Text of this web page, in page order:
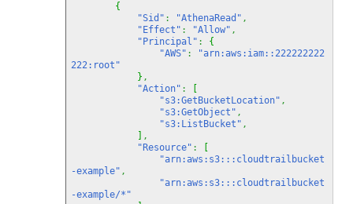
{
"Sid" : "AthenaRead" ,
"Effect" : "Allow" ,
"Principal" :
{
"AWS" :
"arn:aws:iam::222222222
222:root"
} ,
"Action" :
"s3:GetBucketLocation" ,
"s3:GetObject" ,
"s3:ListBucket" ,
,
"Resource" :
"arn:aws:s3:::cloudtrailbucket
-example" ,
"arn:aws:s3:::cloudtrailbucket
-example/*"